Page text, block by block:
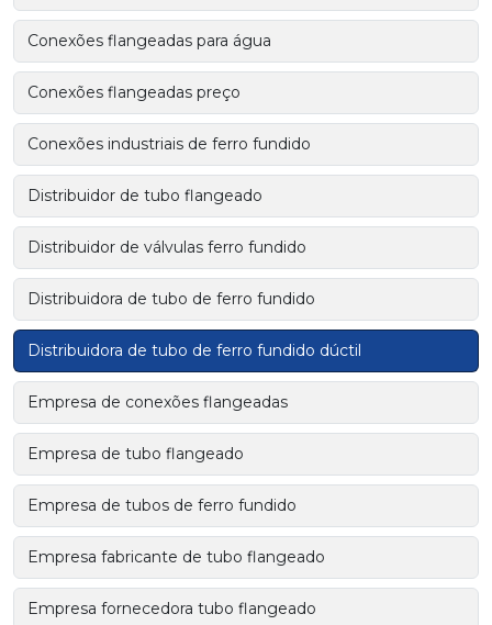
Conexões flangeadas para água
Conexões flangeadas preço
Conexões industriais de ferro fundido
Distribuidor de tubo flangeado
Distribuidor de válvulas ferro fundido
Distribuidora de tubo de ferro fundido
Distribuidora de tubo de ferro fundido dúctil
Empresa de conexões flangeadas
Empresa de tubo flangeado
Empresa de tubos de ferro fundido
Empresa fabricante de tubo flangeado
Empresa fornecedora tubo flangeado